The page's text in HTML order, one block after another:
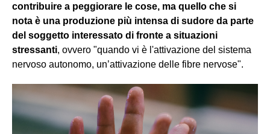
contribuire a peggiorare le cose, ma quello che si
nota è una produzione più intensa di sudore da parte
del soggetto interessato di fronte a situazioni
stressanti, ovvero "quando vi è l'attivazione del sistema
nervoso autonomo, un’attivazione delle fibre nervose".